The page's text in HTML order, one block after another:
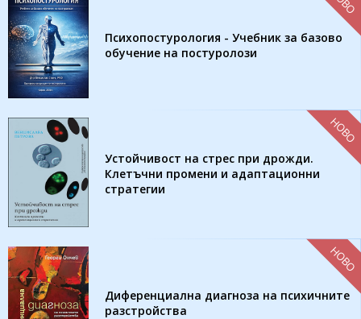
Психопостурология - Учебник за базово
обучение на постуролози
Устойчивост на стрес при дрожди.
Клетъчни промени и адаптационни
стратегии
НОВО
Диференциална диагноза на психичните
разстройства
НОВО